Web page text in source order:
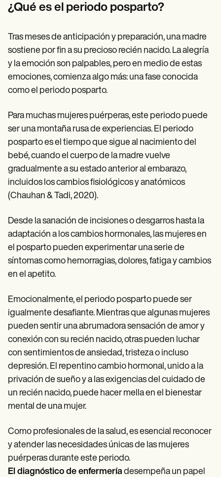
Help Center
Webinars
Switch to Carepatron
Become a Partner
Pricing
Why Carepatron?
Login
¿Qué es el periodo posparto?
Tras meses de anticipación y preparación, una madre
sostiene por fin a su precioso recién nacido. La alegría
y la emoción son palpables, pero en medio de estas
emociones, comienza algo más: una fase conocida
como el periodo posparto.
Para muchas mujeres puérperas, este periodo puede
ser una montaña rusa de experiencias. El periodo
posparto es el tiempo que sigue al nacimiento del
bebé, cuando el cuerpo de la madre vuelve
gradualmente a su estado anterior al embarazo,
incluidos los cambios fisiológicos y anatómicos
(Chauhan & Tadi, 2020).
Desde la sanación de incisiones o desgarros hasta la
adaptación a los cambios hormonales, las mujeres en
el posparto pueden experimentar una serie de
síntomas como hemorragias, dolores, fatiga y cambios
en el apetito.
Emocionalmente, el periodo posparto puede ser
igualmente desafiante. Mientras que algunas mujeres
pueden sentir una abrumadora sensación de amor y
conexión con su recién nacido, otras pueden luchar
con sentimientos de ansiedad, tristeza o incluso
depresión. El repentino cambio hormonal, unido a la
privación de sueño y a las exigencias del cuidado de
un recién nacido, puede hacer mella en el bienestar
mental de una mujer.
Como profesionales de la salud, es esencial reconocer
y atender las necesidades únicas de las mujeres
puérperas durante este periodo.
El diagnóstico de enfermeríadesempeña un papel